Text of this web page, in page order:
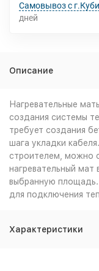
Самовывоз с
дней
Описание
Нагревательные
создания системы
требует создания
шага укладки
строителем, можно
нагревательный
выбранную
для подключения
Характеристики